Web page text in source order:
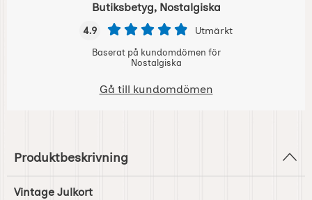
Butiksbetyg, Nostalgiska
4.9 Utmärkt
Baserat på kundomdömen för
Nostalgiska
Gå till kundomdömen
Produktbeskrivning
Vintage Julkort